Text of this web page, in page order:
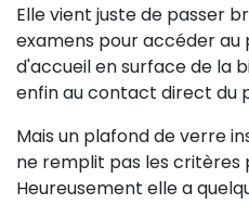
Elle vient juste de passer
examens pour accéder
d'accueil en surface de la
enfin au contact direct du
Mais un plafond de verre
ne remplit pas les critères
Heureusement elle a